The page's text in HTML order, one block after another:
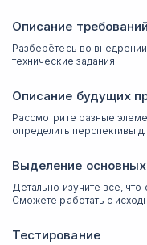
Описание требований
Разберётесь во
технические задания.
Описание будущих
Рассмотрите разные
определить перспективы
Выделение
Детально изучите всё,
Сможете работать с
Тестирование